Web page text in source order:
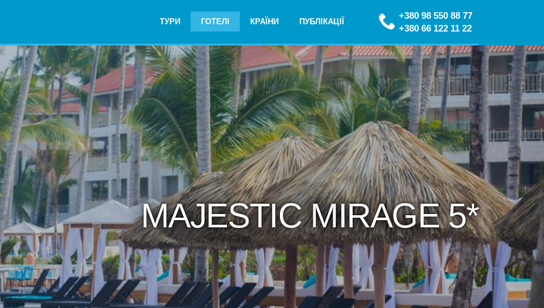
+380 98 550 88 77
+380 66 122 11 22
ТУРИ ГОТЕЛІ КРАЇНИ ПУБЛІКАЦІЇ
MAJESTIC MIRAGE 5*